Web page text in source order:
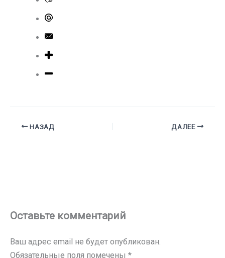
НАЗАД ДАЛЕЕ
Оставьте комментарий
Ваш адрес email не будет опубликован.
Обязательные поля помечены *